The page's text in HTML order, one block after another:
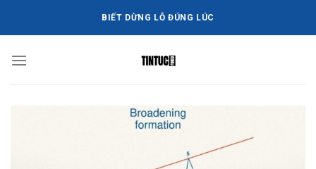
dung
BIẾT DỪNG LỖ ĐÚNG LÚC